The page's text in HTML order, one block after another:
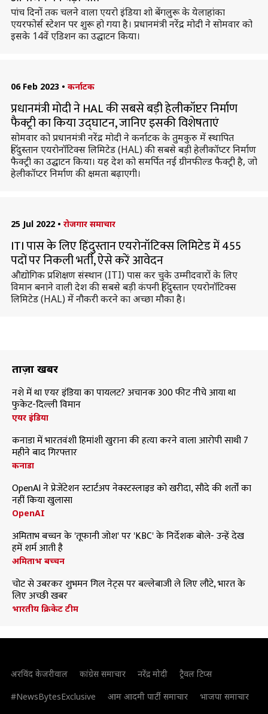
पांच दिनों तक चलने वाला एयरो इंडिया शो बेंगलुरू के येलाहांका
एयरफोर्स स्टेशन पर शुरू हो गया है। प्रधानमंत्री नरेंद्र मोदी ने सोमवार को
इसके 14वें एडिशन का उद्घाटन किया।
06 Feb 2023 • कर्नाटक
प्रधानमंत्री मोदी ने HAL की सबसे बड़ी हेलीकॉप्टर निर्माण
फैक्ट्री का किया उद्घाटन, जानिए इसकी विशेषताएं
सोमवार को प्रधानमंत्री नरेंद्र मोदी ने कर्नाटक के तुमकुरु में स्थापित
हिंदुस्तान एयरोनॉटिक्स लिमिटेड (HAL) की सबसे बड़ी हेलीकॉप्टर निर्माण
फैक्ट्री का उद्घाटन किया। यह देश को समर्पित नई ग्रीनफील्ड फैक्ट्री है, जो
हेलीकॉप्टर निर्माण की क्षमता बढ़ाएगी।
25 Jul 2022 • रोजगार समाचार
ITI पास के लिए हिंदुस्तान एयरोनॉटिक्स लिमिटेड में 455
पदों पर निकली भर्ती, ऐसे करें आवेदन
औद्योगिक प्रशिक्षण संस्थान (ITI) पास कर चुके उम्मीदवारों के लिए
विमान बनाने वाली देश की सबसे बड़ी कंपनी हिंदुस्तान एयरोनॉटिक्स
लिमिटेड (HAL) में नौकरी करने का अच्छा मौका है।
ताज़ा खबरें
नशे में था एयर इंडिया का पायलट? अचानक 300 फीट नीचे आया था
फुकेट-दिल्ली विमान
एयर इंडिया
कनाडा में भारतवंशी हिमांशी खुराना की हत्या करने वाला आरोपी साथी 7
महीने बाद गिरफ्तार
कनाडा
OpenAI ने प्रेजेंटेशन स्टार्टअप नेक्स्टस्लाइड को खरीदा, सौदे की शर्तों का
नहीं किया खुलासा
OpenAI
अमिताभ बच्चन के 'तूफानी जोश' पर 'KBC' के निर्देशक बोले- उन्हें देख
हमें शर्म आती है
अमिताभ बच्चन
चोट से उबरकर शुभमन गिल नेट्स पर बल्लेबाजी ले लिए लौटे, भारत के
लिए अच्छी खबर
भारतीय क्रिकेट टीम
अरविंद केजरीवाल कांग्रेस समाचार नरेंद्र मोदी
ट्रैवल टिप्स
#NewsBytesExclusive
आम आदमी पार्टी समाचार
भाजपा समाचार